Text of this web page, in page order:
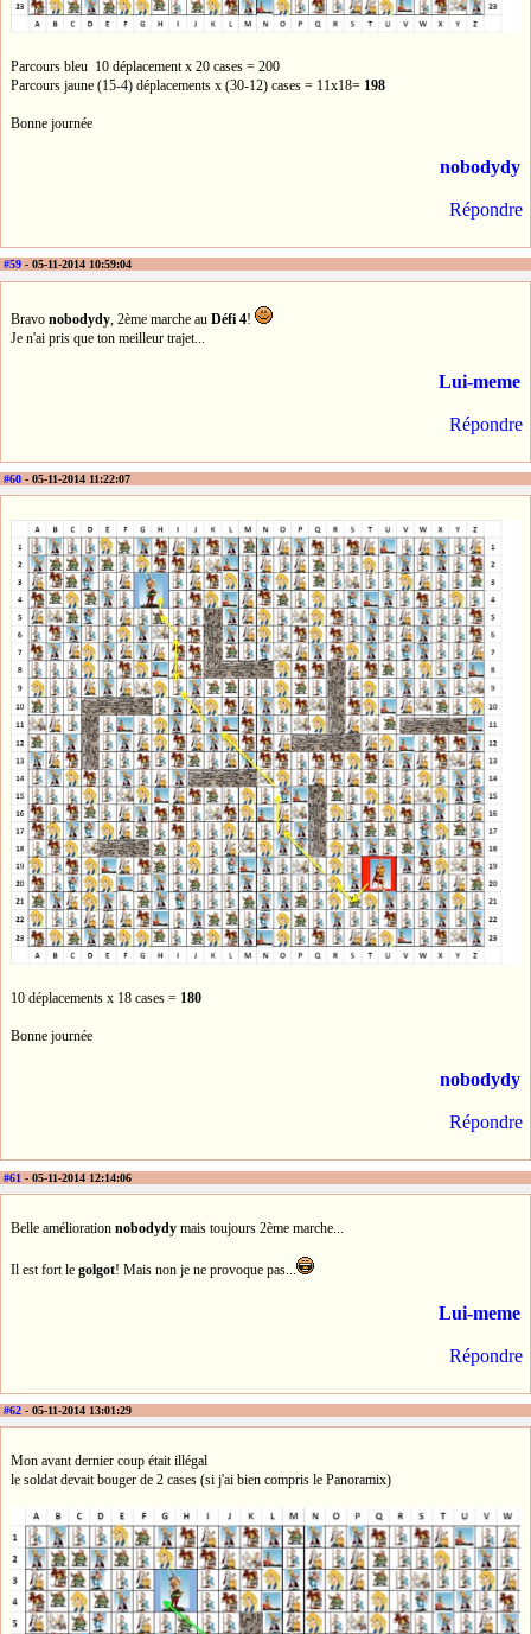
Parcours bleu 10 déplacement x 20 cases = 200
Parcours jaune (15-4) déplacements x (30-12) cases = 11x18= 198
Bonne journée
nobodydy
Répondre
#59 - 05-11-2014 10:59:04
Bravo nobodydy , 2ème marche au Défi 4!
Je n'ai pris que ton meilleur trajet...
Lui-meme
Répondre
#60 - 05-11-2014 11:22:07
10 déplacements x 18 cases = 180
Bonne journée
nobodydy
Répondre
#61 - 05-11-2014 12:14:06
Belle amélioration nobodydy mais toujours 2ème marche...
Il est fort le golgot! Mais non je ne provoque pas...
Lui-meme
Répondre
#62 - 05-11-2014 13:01:29
Mon avant dernier coup était illégal
le soldat devait bouger de 2 cases (si j'ai bien compris le Panoramix)